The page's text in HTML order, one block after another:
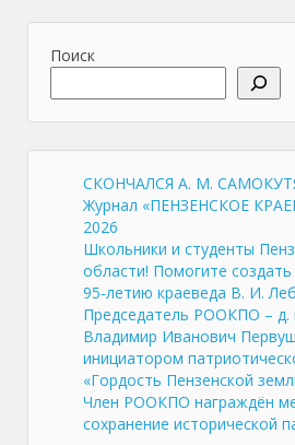
Поиск
СКОНЧАЛСЯ А. М.
Журнал «ПЕНЗЕНСКОЕ
2026
Школьники и студенты
области! Помогите создать
95‑летию краеведа В. И.
Председатель РООКПО – д.
Владимир Иванович
инициатором
«Гордость Пензенской
Член РООКПО награждён
сохранение исторической